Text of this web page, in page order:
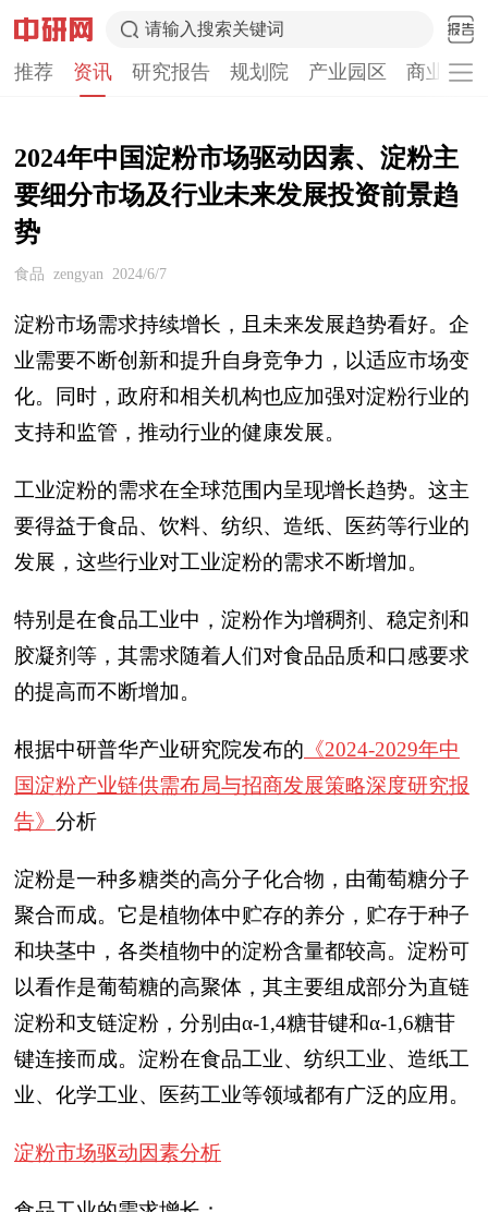
请输入搜索关键词
推荐 资讯 研究报告 规划院 产业园区 商业计
2024年中国淀粉市场驱动因素、淀粉主
要细分市场及行业未来发展投资前景趋
势
食品 zengyan 2024/6/7
淀粉市场需求持续增长，且未来发展趋势看好。企
业需要不断创新和提升自身竞争力，以适应市场变
化。同时，政府和相关机构也应加强对淀粉行业的
支持和监管，推动行业的健康发展。
工业淀粉的需求在全球范围内呈现增长趋势。这主
要得益于食品、饮料、纺织、造纸、医药等行业的
发展，这些行业对工业淀粉的需求不断增加。
特别是在食品工业中，淀粉作为增稠剂、稳定剂和
胶凝剂等，其需求随着人们对食品品质和口感要求
的提高而不断增加。
根据中研普华产业研究院发布的 《2024-2029年中
国淀粉产业链供需布局与招商发展策略深度研究报
告》 分析
淀粉是一种多糖类的高分子化合物，由葡萄糖分子
聚合而成。它是植物体中贮存的养分，贮存于种子
和块茎中，各类植物中的淀粉含量都较高。淀粉可
以看作是葡萄糖的高聚体，其主要组成部分为直链
淀粉和支链淀粉，分别由α-1,4糖苷键和α-1,6糖苷
键连接而成。淀粉在食品工业、纺织工业、造纸工
业、化学工业、医药工业等领域都有广泛的应用。
淀粉市场驱动因素分析